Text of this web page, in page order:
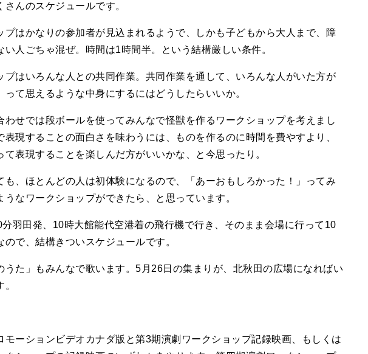
さんのスケジュールです。
はかなりの参加者が見込まれるようで、しかも子どもから大人まで、障
い人ごちゃ混ぜ。時間は1時間半。という結構厳しい条件。
はいろんな人との共同作業。共同作業を通して、いろんな人がいた方が
って思えるような中身にするにはどうしたらいいか。
せでは段ボールを使ってみんなで怪獣を作るワークショップを考えまし
表現することの面白さを味わうには、ものを作るのに時間を費やすより、
て表現することを楽しんだ方がいいかな、と今思ったり。
、ほとんどの人は初体験になるので、「あーおもしろかった！」ってみ
うなワークショップができたら、と思っています。
羽田発、10時大館能代空港着の飛行機で行き、そのまま会場に行って10
ので、結構きついスケジュールです。
た」もみんなで歌います。5月26日の集まりが、北秋田の広場になればい
ーションビデオカナダ版と第3期演劇ワークショップ記録映画、もしくは